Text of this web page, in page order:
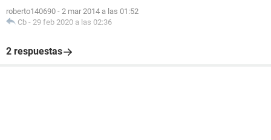
roberto140690 - 2 mar 2014 a las 01:52
Cb - 29 feb 2020 a las 02:36
2 respuestas